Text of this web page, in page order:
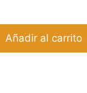
Añadir al carrito